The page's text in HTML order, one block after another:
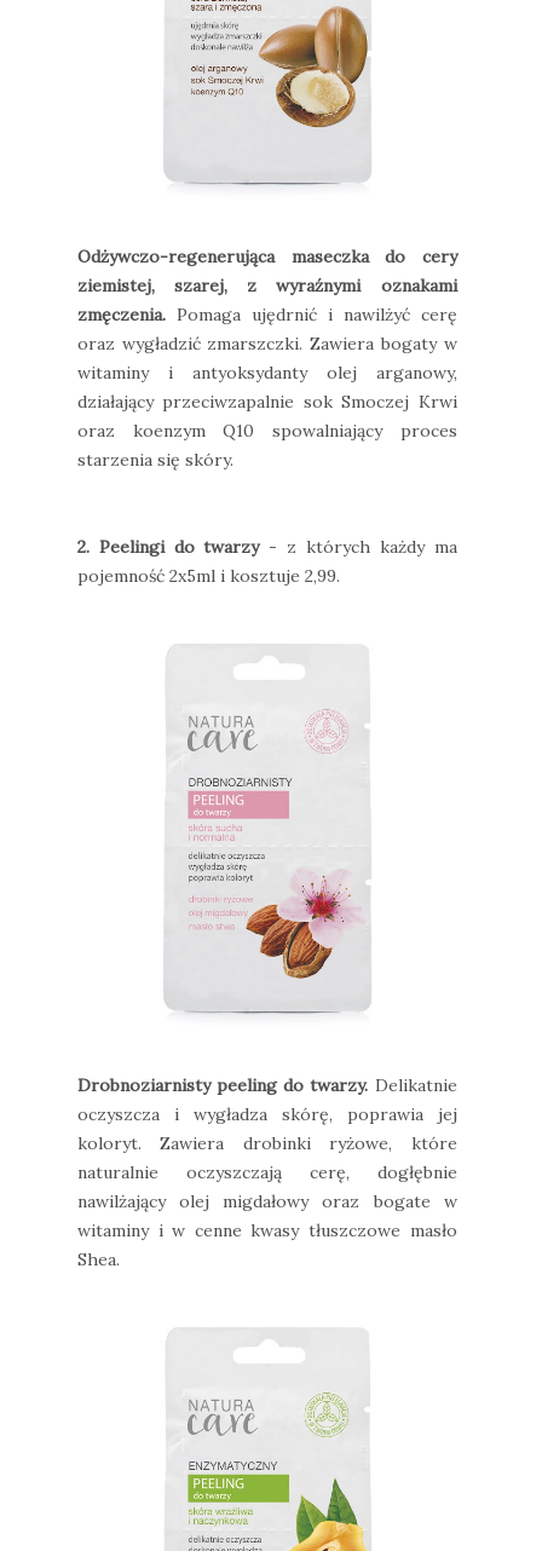
Odżywczo-regenerująca maseczka do cery
ziemistej, szarej, z wyraźnymi oznakami
zmęczenia. Pomaga ujędrnić i nawilżyć cerę
oraz wygładzić zmarszczki. Zawiera bogaty w
witaminy i antyoksydanty olej arganowy,
działający przeciwzapalnie sok Smoczej Krwi
oraz koenzym Q10 spowalniający proces
starzenia się skóry.
2. Peelingi do twarzy - z których każdy ma
pojemność 2x5ml i kosztuje 2,99.
Drobnoziarnisty peeling do twarzy. Delikatnie
oczyszcza i wygładza skórę, poprawia jej
koloryt. Zawiera drobinki ryżowe, które
naturalnie oczyszczają cerę, dogłębnie
nawilżający olej migdałowy oraz bogate w
witaminy i w cenne kwasy tłuszczowe masło
Shea.